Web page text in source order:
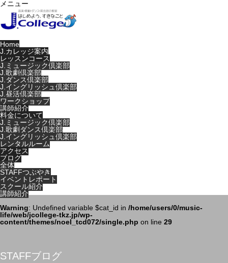
メニュー
Home
J.カレッジ案内
レッスンコース
J.ミュージック倶楽部
J.歌劇倶楽部
J.ダンス倶楽部
J.イングリッシュ倶楽部
J.昼活倶楽部
ワークショップ
講師紹介
料金について
J.ミュージック倶楽部
J.歌劇ダンス倶楽部
J.イングリッシュ倶楽部
レンタルルーム
アクセス
ブログ
全体
STAFFつぶやき
イベントレポート
スクール紹介
講師紹介
Warning: Undefined variable $cat_id in /home/users/0/music-
life/web/jcollege-tkz.jp/wp-
content/themes/noel_tcd072/single.php on line 29
STAFFブログ